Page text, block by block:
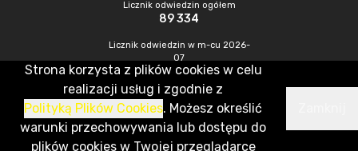
Licznik odwiedzin ogółem
89 334
Licznik odwiedzin w m-cu 2026-
07
555
CMS & Hosting: Nefeni Sp. z o.o.
Strona korzysta z plików cookies w celu
realizacji usług i zgodnie z
Polityką Plików Cookies. Możesz określić
warunki przechowywania lub dostępu do
plików cookies w Twojej przeglądarce